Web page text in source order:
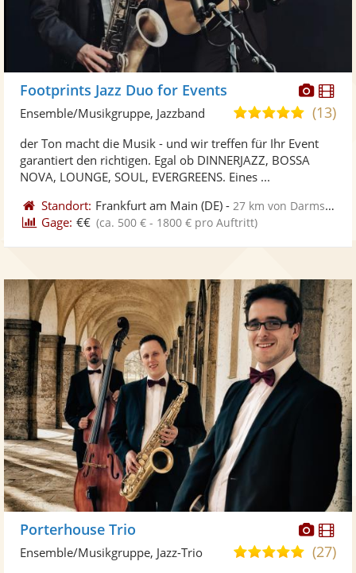
Fotos
Footprints Jazz Duo for Events
5,0
5
(13)
Ensemble/Musikgruppe, Jazzband
der Ton macht die Musik - und wir treffen für Ihr Event
garantiert den richtigen. Egal ob DINNERJAZZ, BOSSA
NOVA, LOUNGE, SOUL, EVERGREENS. Eines ...
Standort: Frankfurt am Main (DE) - 27 km von Darmstadt
Gage: €€ (ca. 500 € - 1800 € pro Auftritt)
Porterhouse Trio
5,0(27)
Ensemble/Musikgruppe, Jazz-Trio